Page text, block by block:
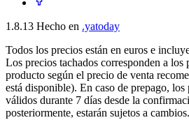
1.8.13 Hecho en .yatoday
Todos los precios están en euros e
Los precios tachados corresponden a los
producto según el precio de venta
está disponible). En caso de prepago, los
válidos durante 7 días desde la
posteriormente, estarán sujetos a